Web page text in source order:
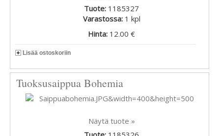
Tuote: 1185327
Varastossa: 1 kpl
Hinta: 12.00 €
Lisää ostoskoriin
Tuoksusaippua Bohemia
Näytä tuote »